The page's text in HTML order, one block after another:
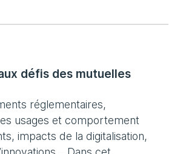
défis des mutuelles
réglementaires,
usages et comportement
impacts de la digitalisation,